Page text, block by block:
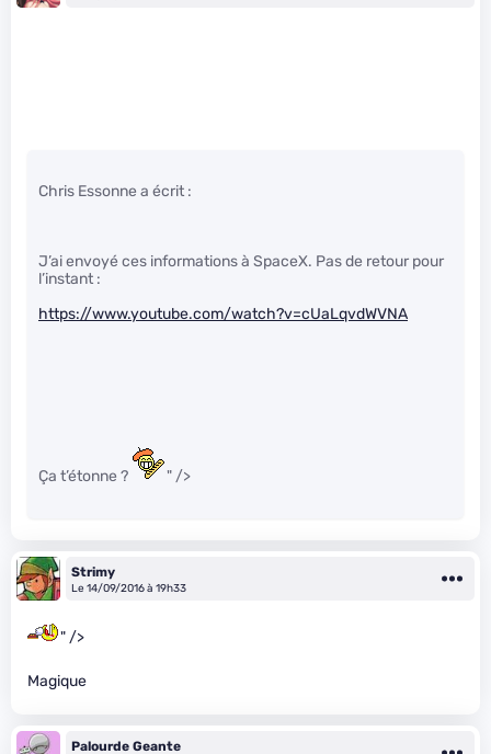
Chris Essonne a écrit :
J’ai envoyé ces informations à SpaceX. Pas de retour pour
l’instant :
https://www.youtube.com/watch?v=cUaLqvdWVNA
Ça t’étonne ? " />
Strimy
Le 14/09/2016 à 19h33
" />
Magique
Palourde Geante